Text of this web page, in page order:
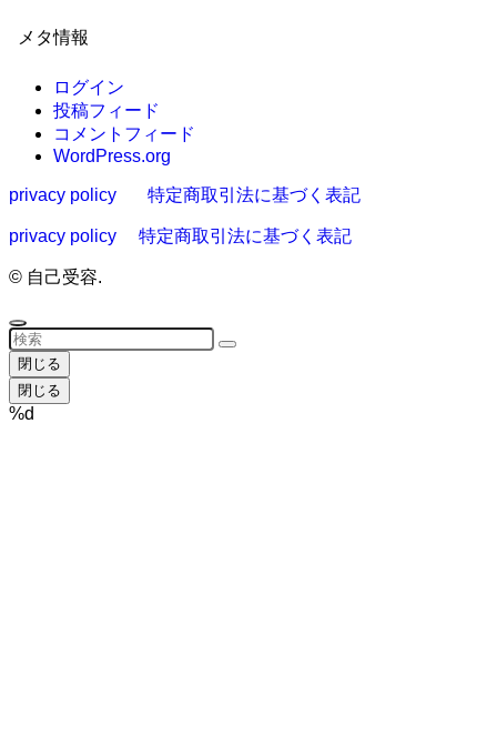
メタ情報
ログイン
投稿フィード
コメントフィード
WordPress.org
privacy policy 特定商取引法に基づく表記
privacy policy 特定商取引法に基づく表記
© 自己受容.
閉じる
閉じる
%d